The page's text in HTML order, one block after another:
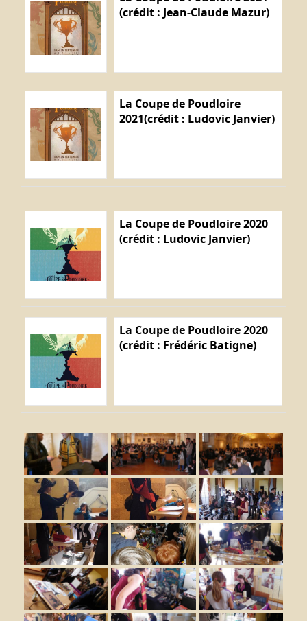
(crédit : Jean-Claude Mazur)
La Coupe de Poudloire
2021(crédit : Ludovic Janvier)
La Coupe de Poudloire 2020
(crédit : Ludovic Janvier)
La Coupe de Poudloire 2020
(crédit : Frédéric Batigne)